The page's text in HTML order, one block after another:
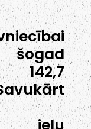
šogad
142,7